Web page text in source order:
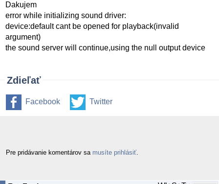
Dakujem
error while initializing sound driver:
device:default cant be opened for playback(invalid
argument)
the sound server will continue,using the null output device
Zdieľať
Facebook Twitter
Pre pridávanie komentárov sa musíte prihlásiť